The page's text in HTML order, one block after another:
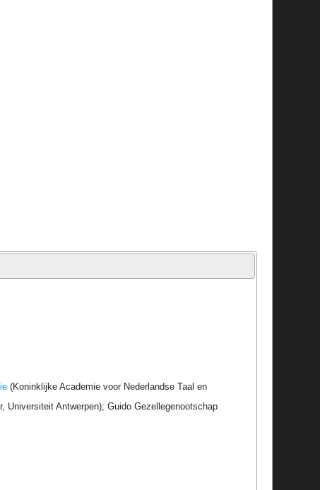
(Koninklijke Academie voor Nederlandse Taal en
Universiteit Antwerpen); Guido Gezellegenootschap